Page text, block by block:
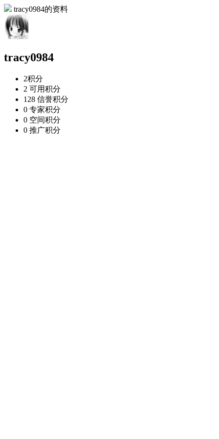
tracy0984的资料
tracy0984
2积分
2 可用积分
128 信誉积分
0 专家积分
0 空间积分
0 推广积分